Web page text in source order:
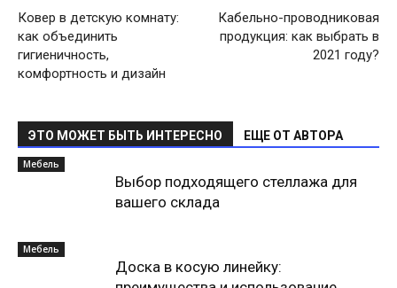
Ковер в детскую комнату:
как объединить
гигиеничность,
комфортность и дизайн
Кабельно-проводниковая
продукция: как выбрать в
2021 году?
ЭТО МОЖЕТ БЫТЬ ИНТЕРЕСНО ЕЩЕ ОТ АВТОРА
Мебель
Выбор подходящего стеллажа для
вашего склада
Мебель
Доска в косую линейку: